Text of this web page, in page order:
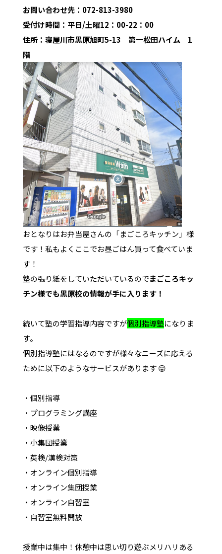
お問い合わせ先：072-813-3980
受付け時間：平日/土曜12：00-22：00
住所：寝屋川市黒原旭町5-13 第一松田ハイム 1
階
おとなりはお弁当屋さんの「まごころキッチン」様
です！私もよくここでお昼ごはん買って食べていま
す！
塾の張り紙をしていただいているのでまごころキッ
チン様でも黒原校の情報が手に入ります！
続いて塾の学習指導内容ですが個別指導塾になりま
す。
個別指導塾にはなるのですが様々なニーズに応える
ために以下のようなサービスがあります 😛
・個別指導
・プログラミング講座
・映像授業
・小集団授業
・英検/漢検対策
・オンライン個別指導
・オンライン集団授業
・オンライン自習室
・自習室無料開放
授業中は集中！休憩中は思い切り遊ぶメリハリある